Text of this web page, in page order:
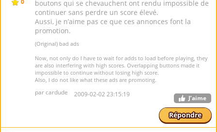
0
boutons qui se chevauchent ont rendu impossible de
continuer sans perdre un score élevé.
Aussi, je n’aime pas ce que ces annonces font la
promotion.
(Original) bad ads
Now, not only do I have to wait for adds to load before playing, they
are also interfering with high scores. Overlapping buttons made it
impossible to continue without losing high score.
Also, I do not like what these ads are promoting.
par cardude 2009-02-02 23:15:19 J’aime
Répondre